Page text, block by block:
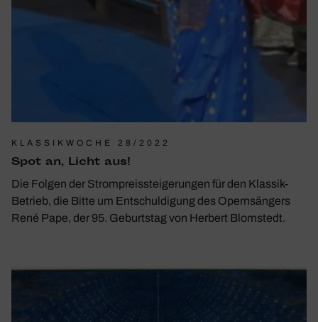
KLASSIKWOCHE 28/2022
Spot an, Licht aus!
Die Folgen der Strompreissteigerungen für den Klassik-
Betrieb, die Bitte um Entschuldigung des Opernsängers
René Pape, der 95. Geburtstag von Herbert Blomstedt.